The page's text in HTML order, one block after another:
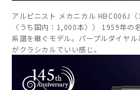
アルピニスト メカニカル HBC006J
〈うち国内：1,000本〉） 1959年の
系譜を継ぐモデル。パープルダイヤ
がクラシカルでいい感じ。